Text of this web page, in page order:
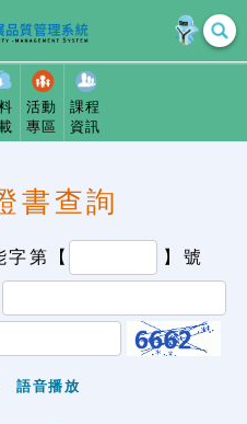
活動
專區
課程
資訊
書查詢
字第【
】號
語音播放